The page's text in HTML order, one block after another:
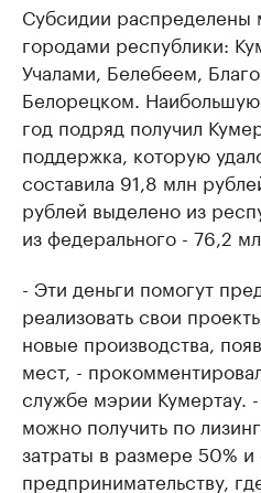
Субсидии
городами республики:
Учалами, Белебеем,
Белорецком.
год подряд получил
поддержка, которую
составила 91,8 млн
рублей выделено из
из федерального - 76,2
- Эти деньги помогут
реализовать свои
новые производства,
мест, -
службе мэрии Кумертау.
можно получить по
затраты в размере 50%
предпринимательству,